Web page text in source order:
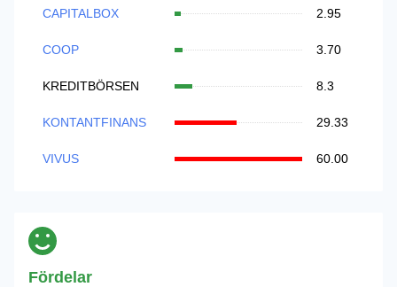
CAPITALBOX 2.95
COOP 3.70
KREDITBÖRSEN 8.3
KONTANTFINANS 29.33
VIVUS 60.00
Fördelar